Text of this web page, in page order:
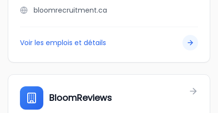
bloomrecruitment.ca
Voir les emplois et détails
BloomReviews